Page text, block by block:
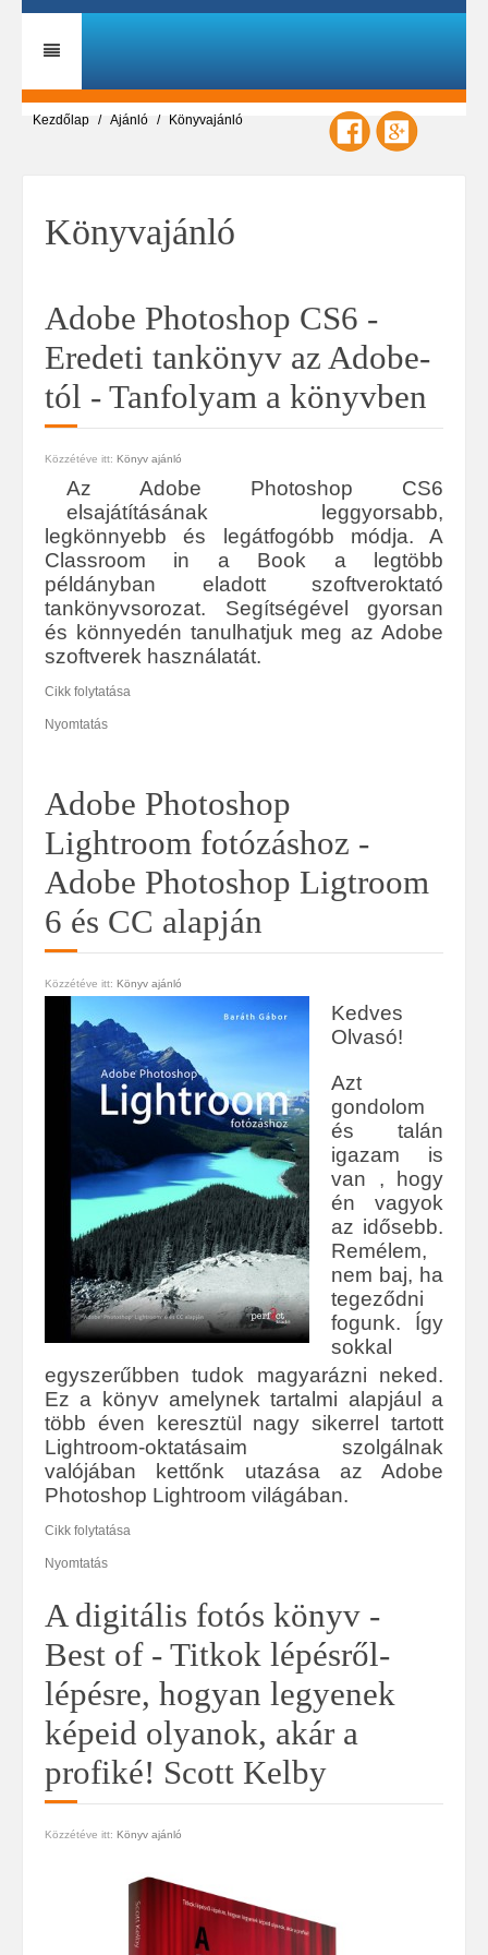
Kezdőlap Ajánló Könyvajánló
Könyvajánló
Adobe Photoshop CS6 -
Eredeti tankönyv az Adobe-
tól - Tanfolyam a könyvben
Közzétéve itt: Könyv ajánló
Az Adobe Photoshop CS6
elsajátításának leggyorsabb,
legkönnyebb és legátfogóbb módja. A
Classroom in a Book a legtöbb
példányban eladott szoftveroktató
tankönyvsorozat. Segítségével gyorsan
és könnyedén tanulhatjuk meg az Adobe
szoftverek használatát.
Cikk folytatása
Nyomtatás
Adobe Photoshop
Lightroom fotózáshoz -
Adobe Photoshop Ligtroom
6 és CC alapján
Közzétéve itt: Könyv ajánló
Kedves
Olvasó!
Azt
gondolom
és talán
igazam is
van , hogy
én vagyok
az idősebb.
Remélem,
nem baj, ha
tegeződni
fogunk. Így
sokkal
egyszerűbben tudok magyarázni neked.
Ez a könyv amelynek tartalmi alapjául a
több éven keresztül nagy sikerrel tartott
Lightroom-oktatásaim szolgálnak
valójában kettőnk utazása az Adobe
Photoshop Lightroom világában.
Cikk folytatása
Nyomtatás
A digitális fotós könyv -
Best of - Titkok lépésről-
lépésre, hogyan legyenek
képeid olyanok, akár a
profiké! Scott Kelby
Közzétéve itt: Könyv ajánló